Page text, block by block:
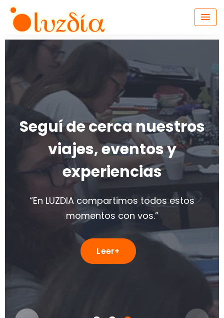
Seguí de cerca nuestros
viajes, eventos y
experiencias
“En LUZDIA compartimos todos estos
momentos con vos.”
Leer+